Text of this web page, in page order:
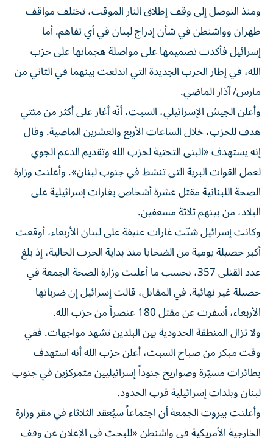
ومنذ التوصل إلى وقف إطلاق النار الموقت، تختلف مواقف
طهران وواشنطن في شأن إدراج لبنان في أي تفاهم. أما
إسرائيل فأكدت تصميمها على مواصلة هجماتها على حزب
الله، في إطار الحرب الجديدة التي اندلعت بينهما في الثاني من
مارس/ آذار الماضي.
وأعلن الجيش الإسرائيلي، السبت، أنّه أغار على أكثر من مئتي
هدف للحزب، خلال الساعات الأربع والعشرين الماضية. وقال
إنه يستهدف «البنى التحتية لحزب الله وتقديم الدعم الجوي
لعمل القوات البرية التي تنشط في جنوب لبنان». وأعلنت وزارة
الصحة اللبنانية مقتل عشرة أشخاص بغارات إسرائيلية على
البلاد، من بينهم ثلاثة مسعفين.
وكانت إسرائيل شنّت غارات عنيفة على لبنان الأربعاء، أوقعت
أكبر حصيلة يومية من الضحايا منذ بداية الحرب الحالية، إذ بلغ
عدد القتلى 357، بحسب ما أعلنت وزارة الصحة الجمعة في
حصيلة غير نهائية. في المقابل، قالت إسرائيل إن ضرباتها
الأربعاء، أسفرت عن مقتل 180 عنصراً من حزب الله.
ولا تزال المنطقة الحدودية بين البلدين تشهد مواجهات. ففي
وقت مبكر من صباح السبت، أعلن حزب الله أنه استهدف
بطائرات مسيّرة وصواريخ جنوداً إسرائيليين متمركزين في جنوب
لبنان وبلدات إسرائيلية قرب الحدود.
وأعلنت بيروت الجمعة أن اجتماعاً سيُعقد الثلاثاء في مقر وزارة
الخارجية الأمريكية في واشنطن «للبحث في الإعلان عن وقف